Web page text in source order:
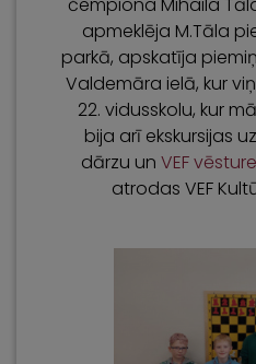
apmeklēja M.Tāla
parkā, apskatīja
Valdemāra ielā, kur
22. vidusskolu, kur
bija arī ekskursijas
dārzu un VEF
atrodas VEF